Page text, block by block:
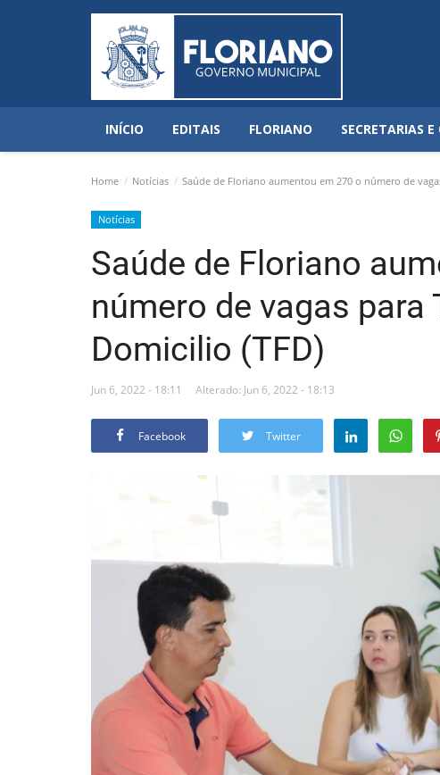
INÍCIO EDITAIS FLORIANO SECRETARIAS E
Home Notícias Saúde de Floriano aumentou em 270 o número de
Notícias
Saúde de Floriano
número de vagas para
Domicilio (TFD)
Jun 6, 2022 - 18:11 Alterado: Jun 6, 2022 - 18:13
Facebook Twitter